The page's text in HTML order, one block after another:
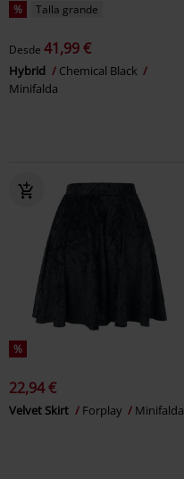
% Talla grande
Desde 41,99 €
Hybrid
Chemical Black
Minifalda
%
22,94 €
Velvet Skirt Forplay Minifalda